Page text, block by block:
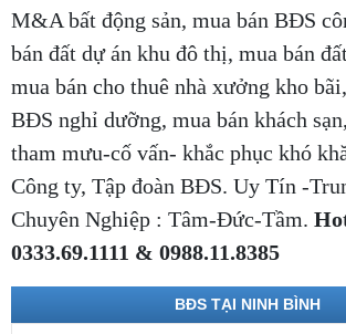
M&A bất động sản, mua bán BĐS
bán đất dự án khu đô thị, mua bán
mua bán cho thuê nhà xưởng kho
BĐS nghỉ dưỡng, mua bán khách
tham mưu-cố vấn- khắc phục khó
Công ty, Tập đoàn BĐS. Uy Tín -
Chuyên Nghiệp : Tâm-Đức-Tầm.
0333.69.1111 & 0988.11.8385
BĐS TẠI NINH BÌNH